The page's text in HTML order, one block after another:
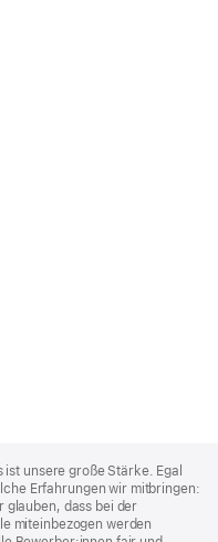
unsere große Stärke. Egal
Erfahrungen wir mitbringen:
glauben, dass bei der
miteinbezogen werden